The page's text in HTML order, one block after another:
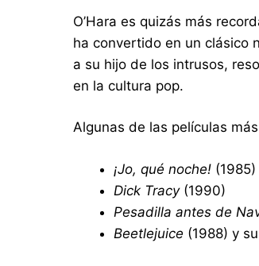
O’Hara es quizás más
ha convertido en un clásico
a su hijo de los intrusos,
en la cultura pop.
Algunas de las películas
¡Jo, qué noche!
Dick Tracy(1990)
Pesadilla antes de
Beetlejuice (1988) y